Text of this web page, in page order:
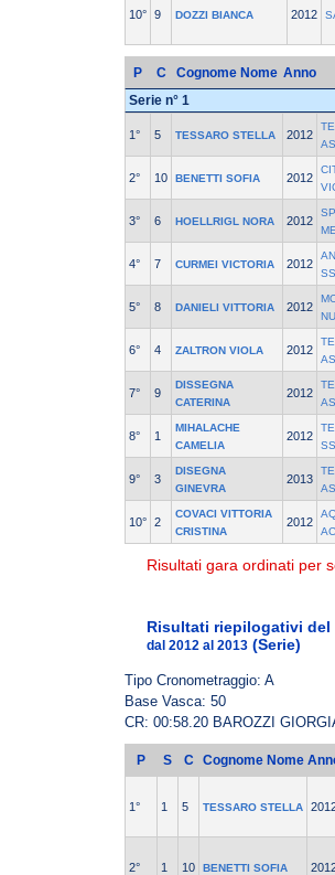
10° 9 DOZZI BIANCA 2012
P C Cognome Nome Anno
Serie n° 1
1° 5 TESSARO STELLA 2012
2° 10 BENETTI SOFIA 2012
3° 6 HOELLRIGL NORA 2012
4° 7 CURMEI VICTORIA 2012
5° 8 DANIELI VITTORIA 2012
6° 4 ZALTRON VIOLA 2012
7° 9
DISSEGNA
CATERINA
2012
8° 1
MIHALACHE
CAMELIA
2012
9° 3
DISEGNA
GINEVRA
2013
10° 2
COVACI VITTORIA
CRISTINA
2012
Risultati gara ordinati per
Risultati riepilogativi del
dal 2012 al 2013 (Serie)
Tipo Cronometraggio: A
Base Vasca: 50
CR: 00:58.20 BAROZZI
P S C Cognome Nome
1° 1 5 TESSARO STELLA
2° 1 10 BENETTI SOFIA